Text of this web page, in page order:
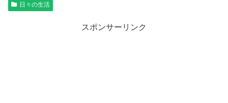
日々の生活
スポンサーリンク